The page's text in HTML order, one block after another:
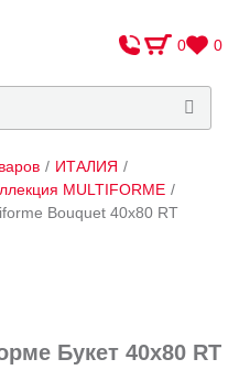
0 0
/ ИТАЛИЯ /
MULTIFORME /
Bouquet 40х80 RT
Букет 40х80 RT